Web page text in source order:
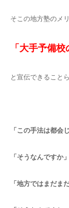
そこの地方塾のメ
「大手予備
と宣伝できることら
「この手法は都会
「そうなんですか」
「地方ではまだま